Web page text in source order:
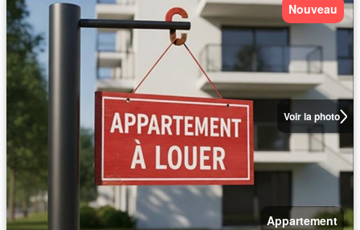
Voir la photo
Nouveau
Appartement